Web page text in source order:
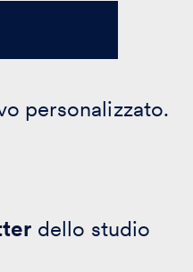
personalizzato.
dello studio